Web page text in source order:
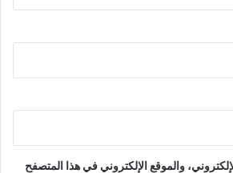
والموقع الإلكتروني في هذا المتصفح